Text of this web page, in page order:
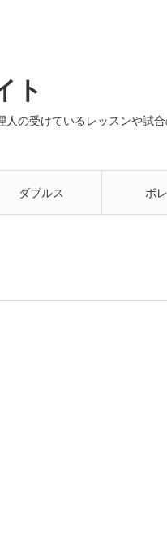
ト
の受けているレッスンや試
ダブルス ボ